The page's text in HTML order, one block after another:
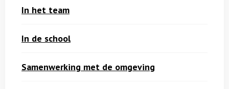
In het team
In de school
Samenwerking met de omgeving